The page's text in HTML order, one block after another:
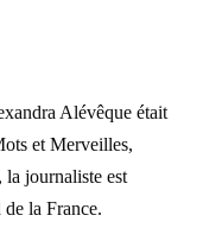
Alévêque était
et Merveilles,
journaliste est
la France.